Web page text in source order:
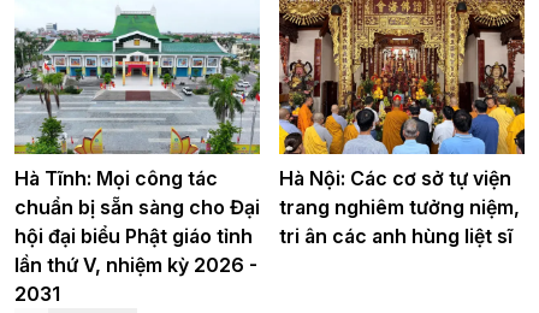
Hà Tĩnh: Mọi công tác
chuẩn bị sẵn sàng cho Đại
hội đại biểu Phật giáo tỉnh
lần thứ V, nhiệm kỳ 2026 -
2031
Hà Nội: Các cơ sở tự viện
trang nghiêm tưởng niệm,
tri ân các anh hùng liệt sĩ